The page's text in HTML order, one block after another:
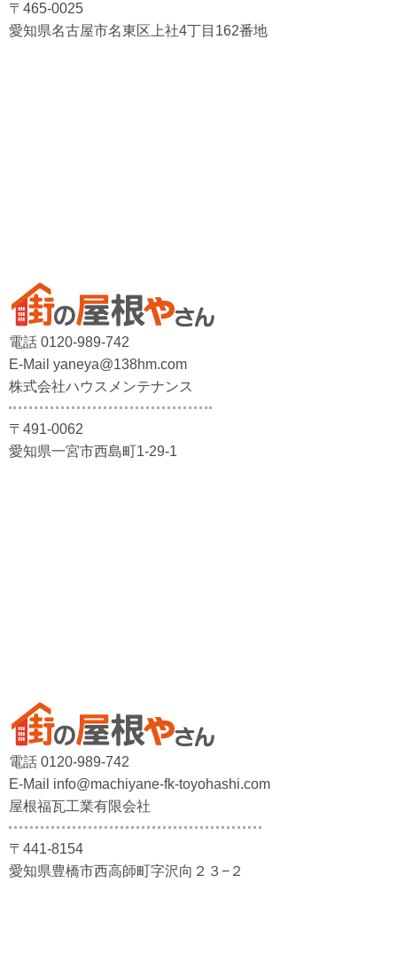
〒465-0025
愛知県名古屋市名東区上社4丁目162番地
電話 0120-989-742
E-Mail yaneya@138hm.com
株式会社ハウスメンテナンス
〒491-0062
愛知県一宮市西島町1-29-1
電話 0120-989-742
E-Mail info@machiyane-fk-toyohashi.com
屋根福瓦工業有限会社
〒441-8154
愛知県豊橋市西高師町字沢向２３−２